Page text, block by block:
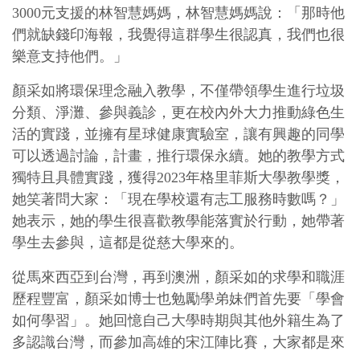
3000元支援的林智慧媽媽，林智慧媽媽說：「那時他
們就缺錢印海報，我覺得這群學生很認真，我們也很
樂意支持他們。」
顏采如將環保理念融入教學，不僅帶領學生進行垃圾
分類、淨灘、參與義診，更在校內外大力推動綠色生
活的實踐，並擁有星球健康實驗室，讓有興趣的同學
可以透過討論，計畫，推行環保永續。她的教學方式
獨特且具體實踐，獲得2023年格里菲斯大學教學獎，
她笑著問大家：「現在學校還有志工服務時數嗎？」
她表示，她的學生很喜歡教學能落實於行動，她帶著
學生去參與，這都是從慈大學來的。
從馬來西亞到台灣，再到澳洲，顏采如的求學和職涯
歷程豐富，顏采如博士也勉勵學弟妹們首先要「學會
如何學習」。她回憶自己大學時期與其他外籍生為了
多認識台灣，而參加高雄的宋江陣比賽，大家都是來